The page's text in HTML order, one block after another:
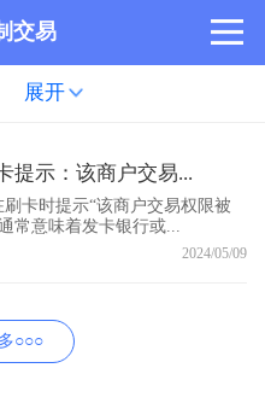
交易
展开
提示：该商户交易...
刷卡时提示“该商户交易权限被
常意味着发卡银行或...
2024/05/09
○○○